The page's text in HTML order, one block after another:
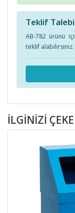
Teklif Talebi
AB-782 ürünü
teklif alabilirsiniz.
İLGINIZI